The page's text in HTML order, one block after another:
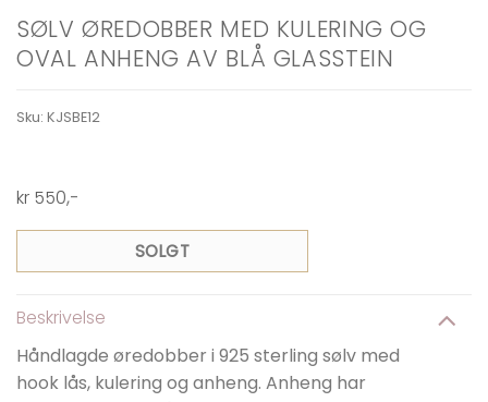
SØLV ØREDOBBER MED KULERING OG
OVAL ANHENG AV BLÅ GLASSTEIN
Sku: KJSBE12
kr 550,-
SOLGT
Beskrivelse
Håndlagde øredobber i 925 sterling sølv med
hook lås, kulering og anheng. Anheng har